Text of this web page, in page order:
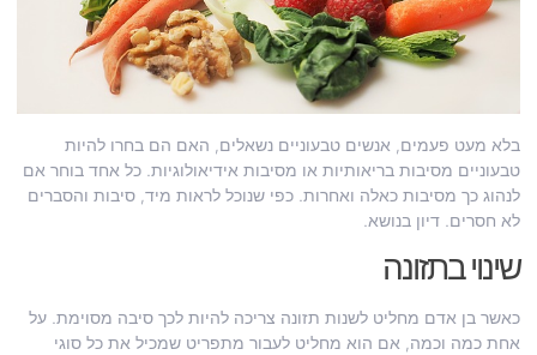
בלא מעט פעמים, אנשים טבעוניים נשאלים, האם הם בחרו להיות
טבעוניים מסיבות בריאותיות או מסיבות אידיאולוגיות. כל אחד בוחר אם
לנהוג כך מסיבות כאלה ואחרות. כפי שנוכל לראות מיד, סיבות והסברים
לא חסרים. דיון בנושא.
שינוי בתזונה
כאשר בן אדם מחליט לשנות תזונה צריכה להיות לכך סיבה מסוימת. על
אחת כמה וכמה, אם הוא מחליט לעבור מתפריט שמכיל את כל סוגי